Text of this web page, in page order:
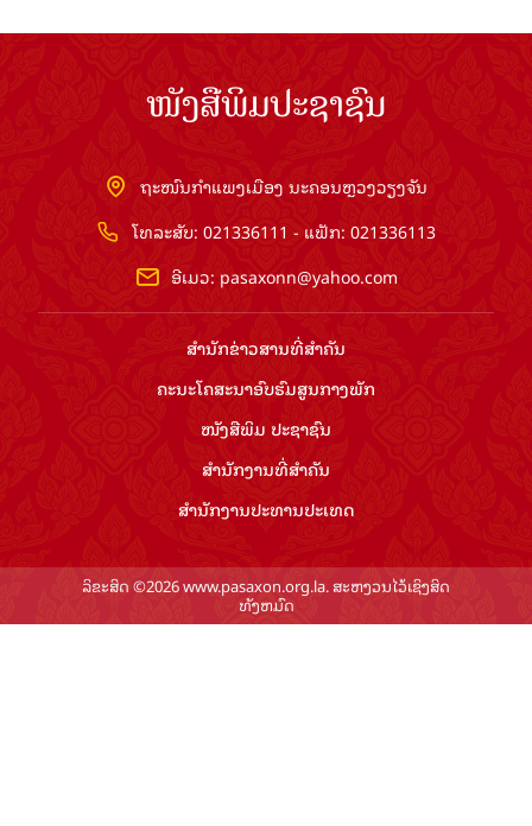
ໜັງສືພິມປະຊາຊົນ
ຖະໜົນກຳແພງເມືອງ ນະຄອນຫຼວງວຽງຈັນ
ໂທລະສັບ: 021336111 - ແຟັກ: 021336113
ອີເມວ: pasaxonn@yahoo.com
ສຳ​ນັກ​ຂ່າວ​ສານ​ທີ່​ສຳ​ຄັນ​
ຄະນະໂຄສະນາອົບຮົມ​ສູນ​ກາງ​ພັກ
ໜັງສືພິມ ປະ​ຊາ​ຊົນ
ສຳ​ນັກ​ງານ​ທີ່​ສຳ​ຄັນ
ສຳ​ນັກ​ງານ​ປະ​ທານ​ປະ​ເທດ
ລິຂະສິດ ©2026 www.pasaxon.org.la. ສະຫງວນໄວ້ເຊິງສິດ
ທັງຫມົດ